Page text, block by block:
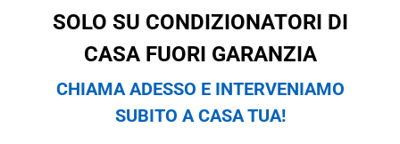
SOLO SU CONDIZIONATORI DI
CASA FUORI GARANZIA
CHIAMA ADESSO E INTERVENIAMO
SUBITO A CASA TUA!